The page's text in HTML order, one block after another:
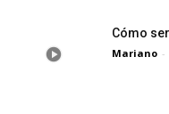
Cómo
Mariano -